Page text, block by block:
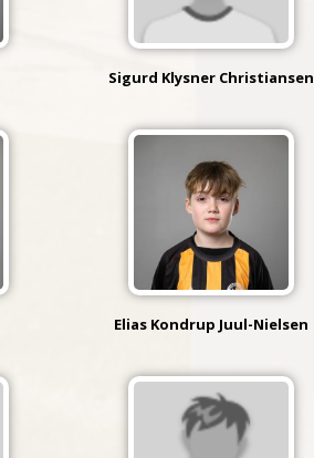
Sigurd Klysner Christiansen
Elias Kondrup Juul-Nielsen